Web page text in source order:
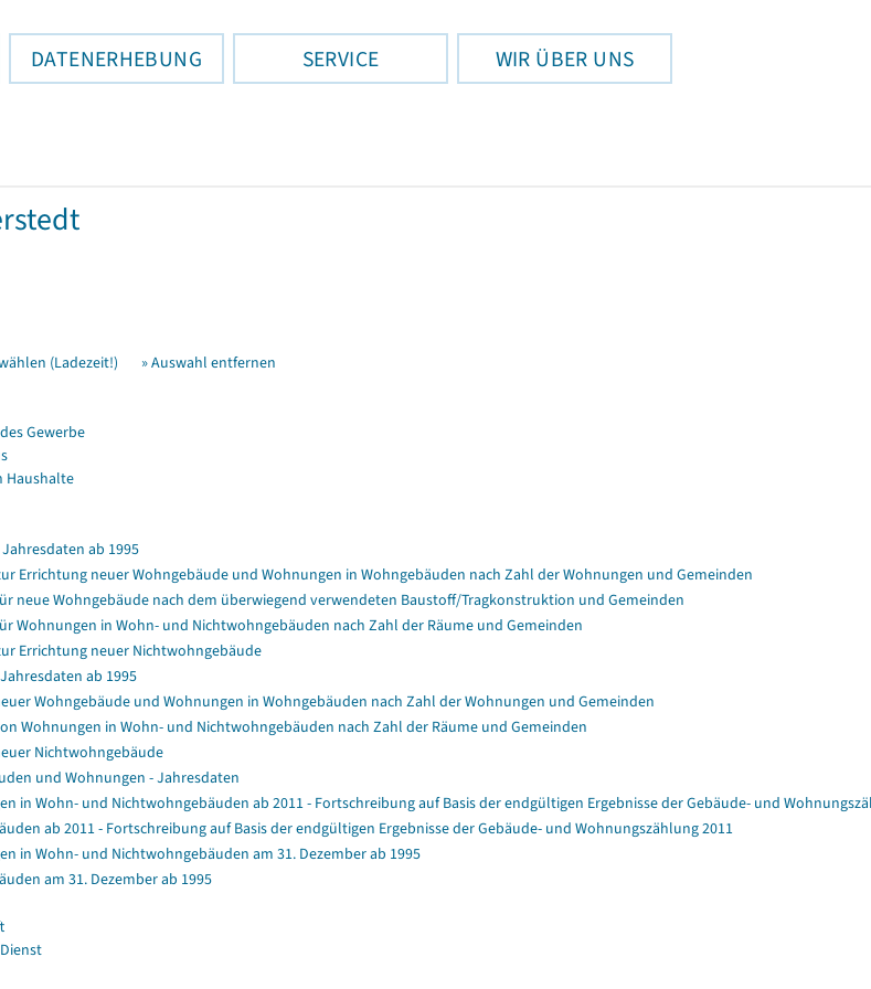
DATENERHEBUNG SERVICE WIR ÜBER UNS
(Ladezeit!) » Auswahl entfernen
Gewerbe
Haushalte
ab 1995
Errichtung neuer Wohngebäude und Wohnungen in Wohngebäuden nach Zahl der Wohnungen und Gemeinden
neue Wohngebäude nach dem überwiegend verwendeten Baustoff/Tragkonstruktion und Gemeinden
Wohnungen in Wohn- und Nichtwohngebäuden nach Zahl der Räume und Gemeinden
Errichtung neuer Nichtwohngebäude
ab 1995
Wohngebäude und Wohnungen in Wohngebäuden nach Zahl der Wohnungen und Gemeinden
Wohnungen in Wohn- und Nichtwohngebäuden nach Zahl der Räume und Gemeinden
Nichtwohngebäude
und Wohnungen - Jahresdaten
in Wohn- und Nichtwohngebäuden ab 2011 - Fortschreibung auf Basis der endgültigen Ergebnisse der Gebäude- und
ab 2011 - Fortschreibung auf Basis der endgültigen Ergebnisse der Gebäude- und Wohnungszählung 2011
in Wohn- und Nichtwohngebäuden am 31. Dezember ab 1995
am 31. Dezember ab 1995